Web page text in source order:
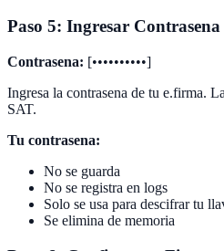
Paso 5: Ingresar Contrasena
Contrasena: [••••••••••]
Ingresa la contrasena de tu e.firma.
SAT.
Tu contrasena:
No se guarda
No se registra en logs
Solo se usa para descifrar tu
Se elimina de memoria